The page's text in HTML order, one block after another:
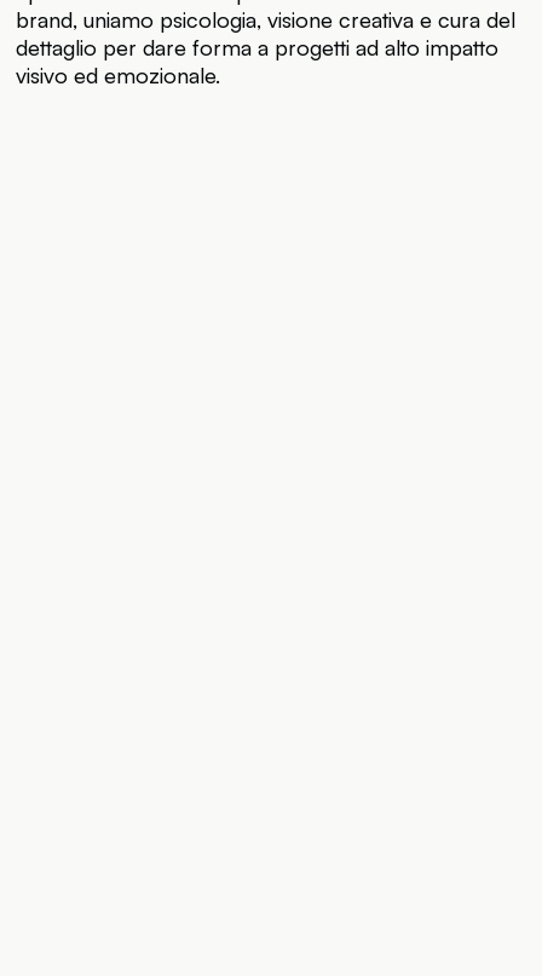
brand, uniamo psicologia, visione creativa e cura del
dettaglio per dare forma a progetti ad alto impatto
visivo ed emozionale.